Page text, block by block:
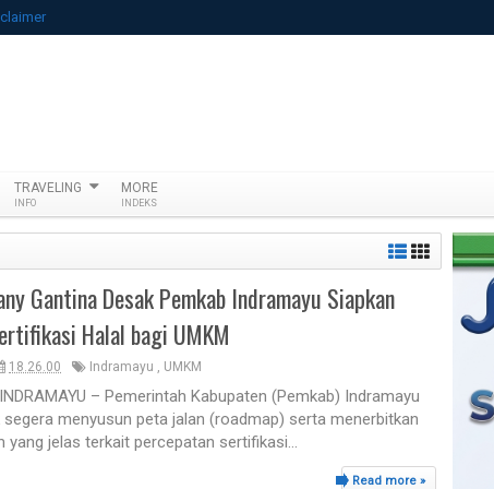
TRAVELING
INFO
MORE
INDEKS
Gantina Desak Pemkab Indramayu Siapkan
Halal bagi UMKM
18.26.00 Indramayu , UMKM
– Pemerintah Kabupaten (Pemkab) Indramayu
menyusun peta jalan (roadmap) serta menerbitkan
yang jelas terkait percepatan sertifikasi...
Read more »